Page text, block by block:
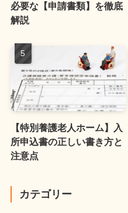
必要な【申請書類】を徹底
解説
【特別養護老人ホーム】入
所申込書の正しい書き方と
注意点
カテゴリー